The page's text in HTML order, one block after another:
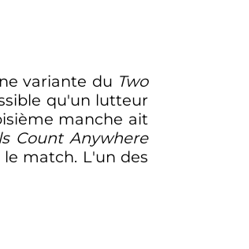
variante du Two
qu'un lutteur
manche ait
Count Anywhere
match. L'un des